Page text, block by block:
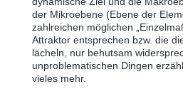
der Mikroebene (Ebene der
zahlreichen möglichen
Attraktor entsprechen bzw. die
lächeln, nur behutsam
unproblematischen Dingen
vieles mehr.